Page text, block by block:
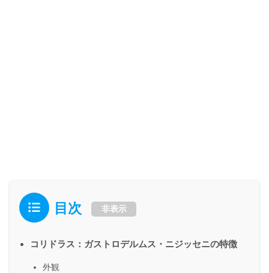
目次 非表示
コリドラス：ガストロデルムス・ニジッセニの特徴
外観